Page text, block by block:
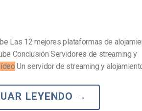
Las 12 mejores plataformas de
Conclusión Servidores de streaming y
Un servidor de streaming y
LEYENDO →